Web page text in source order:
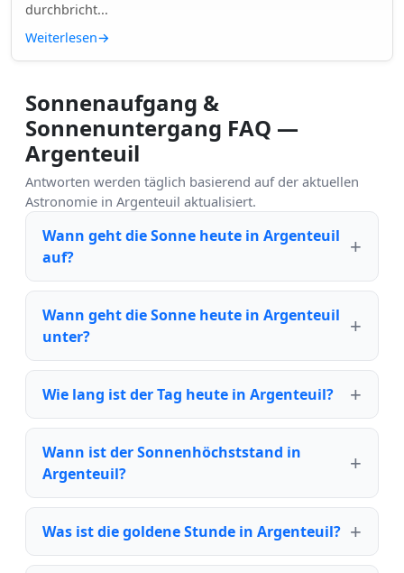
durchbricht...
Weiterlesen→
Sonnenaufgang &
Sonnenuntergang FAQ —
Argenteuil
Antworten werden täglich basierend auf der aktuellen
Astronomie in Argenteuil aktualisiert.
Wann geht die Sonne heute in Argenteuil
auf?
Wann geht die Sonne heute in Argenteuil
unter?
Wie lang ist der Tag heute in Argenteuil?
Wann ist der Sonnenhöchststand in
Argenteuil?
Was ist die goldene Stunde in Argenteuil?